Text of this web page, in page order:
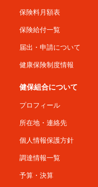
保険料月額表
保険給付一覧
届出・申請について
健康保険制度情報
健保組合について
プロフィール
所在地・連絡先
個人情報保護方針
調達情報一覧
予算・決算